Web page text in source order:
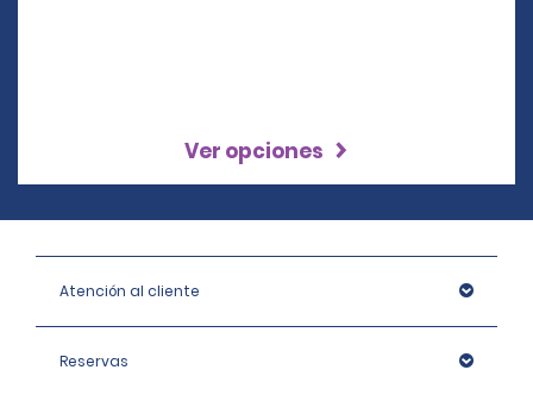
Ver opciones
Atención al cliente
Reservas